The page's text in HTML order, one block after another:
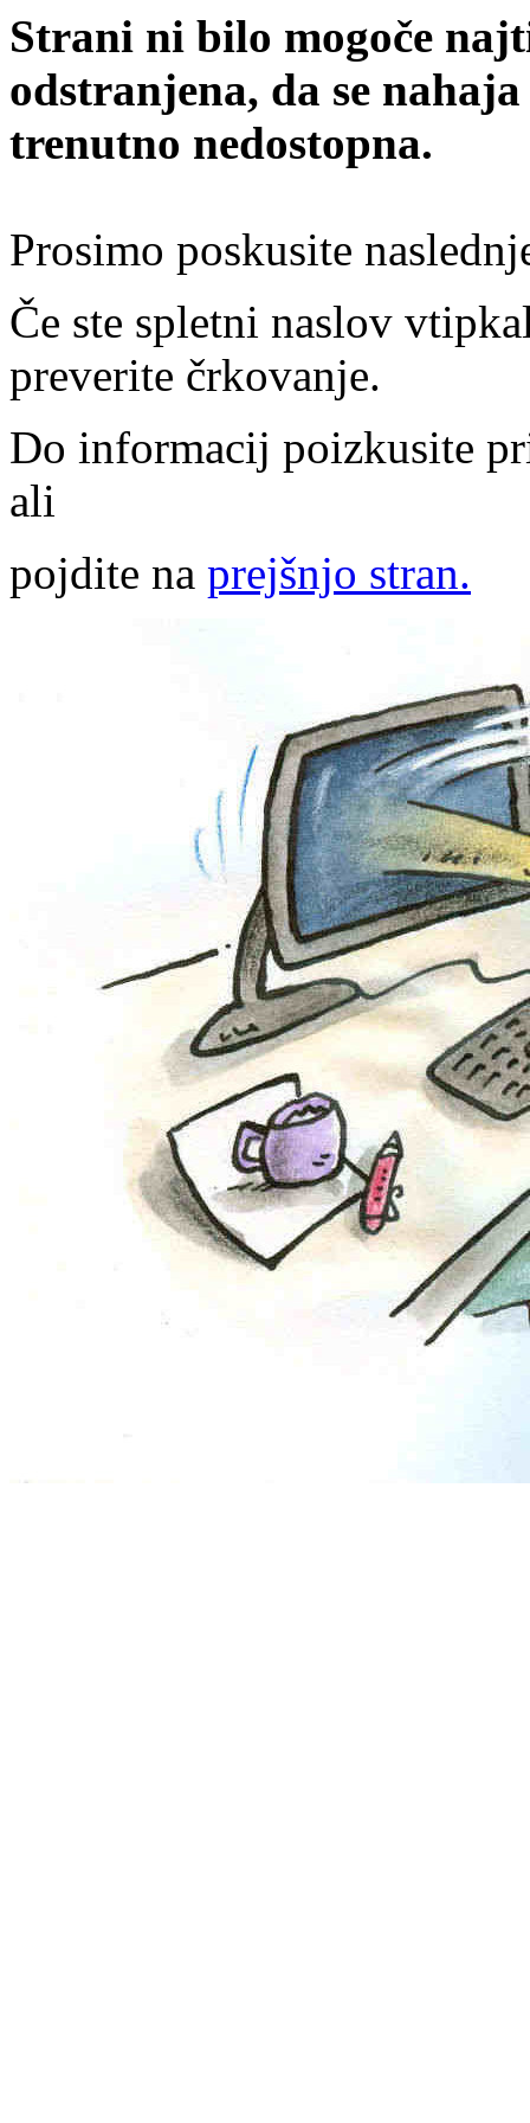
Strani ni bilo mogoče
odstranjena, da se
trenutno nedostopna.
Prosimo poskusite
Če ste spletni naslov
preverite črkovanje.
Do informacij poizkusite
ali
pojdite na prejšnjo stran.